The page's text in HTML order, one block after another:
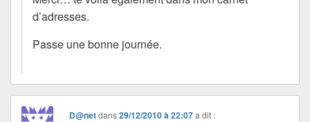
d’adresses.
Passe une bonne journée.
D@netdans29/12/2010 à 22:07 a dit :